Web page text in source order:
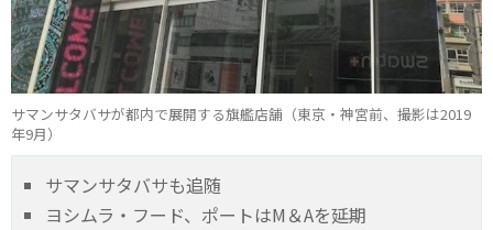
サマンサタバサが都内で展開する旗艦店舗（東京・神宮前、撮影は2019
年9月）
サマンサタバサも追随
ヨシムラ・フード、ポートはM＆Aを延期